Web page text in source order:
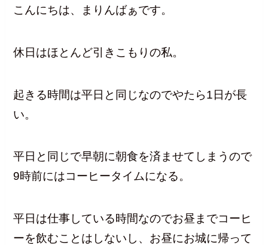
こんにちは、まりんばぁです。
休日はほとんど引きこもりの私。
起きる時間は平日と同じなのでやたら1日が長
い。
平日と同じで早朝に朝食を済ませてしまうので
9時前にはコーヒータイムになる。
平日は仕事している時間なのでお昼までコーヒ
ーを飲むことはしないし、お昼にお城に帰って